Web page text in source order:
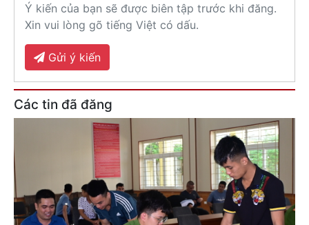
Ý kiến của bạn sẽ được biên tập trước khi đăng.
Xin vui lòng gõ tiếng Việt có dấu.
Gửi ý kiến
Các tin đã đăng